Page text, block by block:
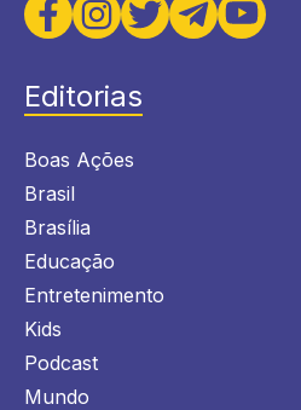
Editorias
Boas Ações
Brasil
Brasília
Educação
Entretenimento
Kids
Podcast
Mundo